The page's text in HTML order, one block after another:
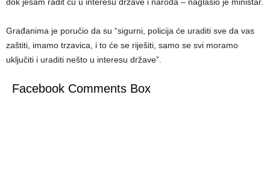
Građanima je poručio da su “sigurni, policija će uraditi sve da vas
zaštiti, imamo trzavica, i to će se riješiti, samo se svi moramo
uključiti i uraditi nešto u interesu države”.
Facebook Comments Box